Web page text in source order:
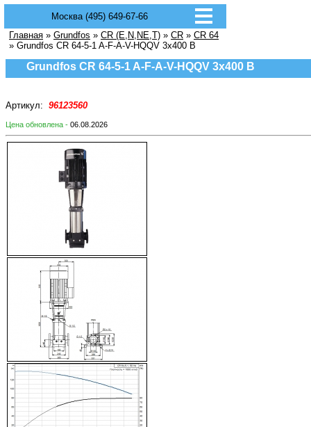
Москва (495) 649-67-66
Главная » Grundfos » CR (E,N,NE,T) » CR » CR 64
» Grundfos CR 64-5-1 A-F-A-V-HQQV 3х400 В
Grundfos CR 64-5-1 A-F-A-V-HQQV 3х400 В
Артикул: 96123560
Цена обновлена - 06.08.2026